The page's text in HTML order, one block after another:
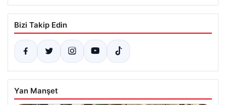
Bizi Takip Edin
Yan Manşet